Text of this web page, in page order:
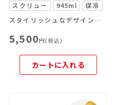
スクリュー
945ml
保冷
スタイリッシュなデザインの大容量ボトル
5,500円(税込)
カートに入れる